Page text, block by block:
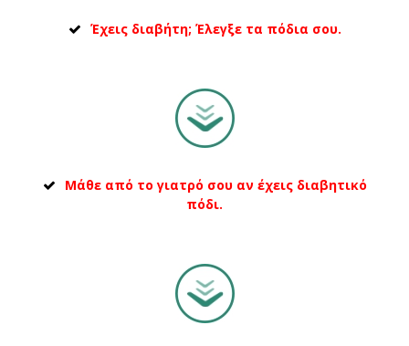
Έχεις διαβήτη; Έλεγξε τα πόδια σου.
Μάθε από το γιατρό σου αν έχεις διαβητικό
πόδι.